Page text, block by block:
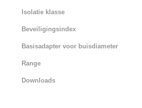
Isolatie klasse
Beveiligingsindex
Basisadapter voor buisdiameter
Range
Downloads